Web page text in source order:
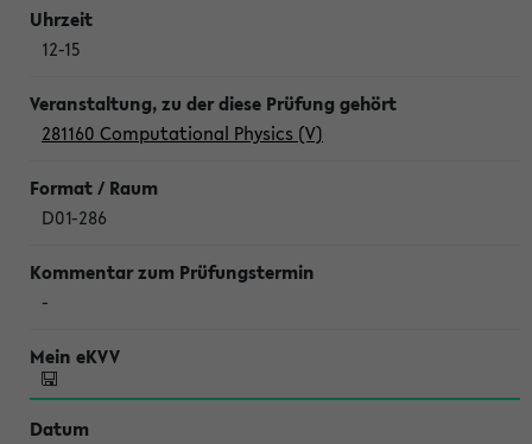
12-15
281160 Computational Physics (V)
D01-286
-